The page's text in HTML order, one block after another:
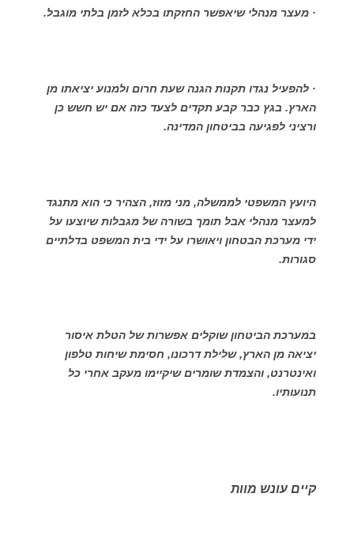
· מעצר מנהלי שיאפשר החזקתו בכלא לזמן בלתי מוגבל.
· להפעיל נגדו תקנות הגנה שעת חרום ולמנוע יציאתו מן
הארץ. בגץ כבר קבע תקדים לצעד כזה אם יש חשש כן
ורציני לפגיעה בביטחון המדינה.
היועץ המשפטי לממשלה, מני מזוז, הצהיר כי הוא מתנגד
למעצר מנהלי אבל תומך בשורה של מגבלות שיוצעו על
ידי מערכת הבטחון ויאושרו על ידי בית המשפט בדלתיים
סגורות.
במערכת הביטחון שוקלים אפשרות של הטלת איסור
יציאה מן הארץ, שלילת דרכונו, חסימת שיחות טלפון
ואינטרנט, והצמדת שומרים שיקיימו מעקב אחרי כל
תנועותיו.
קיים עונש מוות